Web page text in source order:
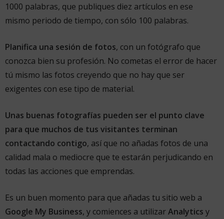
1000 palabras, que publiques diez artículos en ese
mismo periodo de tiempo, con sólo 100 palabras.
Planifica una sesión de fotos, con un fotógrafo que
conozca bien su profesión. No cometas el error de hacer
tú mismo las fotos creyendo que no hay que ser
exigentes con ese tipo de material.
Unas buenas fotografías pueden ser el punto clave
para que muchos de tus visitantes terminan
contactando contigo, así que no añadas fotos de una
calidad mala o mediocre que te estarán perjudicando en
todas las acciones que emprendas.
Es un buen momento para que añadas tu sitio web a
Google My Business, y comiences a utilizarAnalytics y